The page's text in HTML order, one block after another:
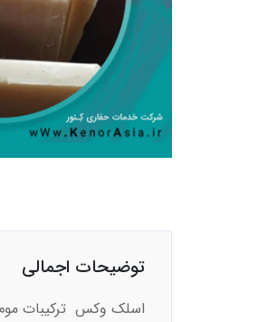
توضیحات اجمالی
اسلک وکس ترکیبات